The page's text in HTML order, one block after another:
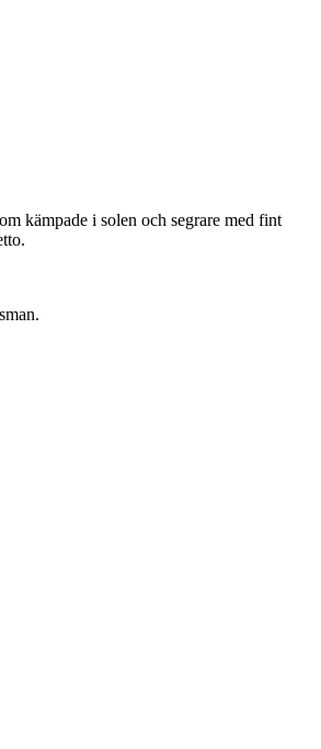
kämpade i solen och segrare med fint